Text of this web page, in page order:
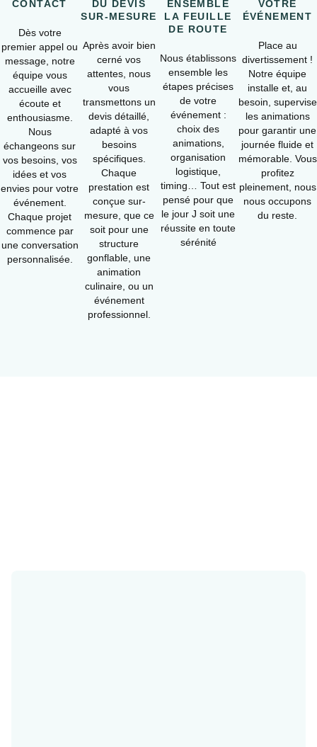
CONTACT
Dès votre
premier appel ou
message, notre
équipe vous
accueille avec
écoute et
enthousiasme.
Nous
échangeons sur
vos besoins, vos
idées et vos
envies pour votre
événement.
Chaque projet
commence par
une conversation
personnalisée.
DU DEVIS
SUR-MESURE
Après avoir bien
cerné vos
attentes, nous
vous
transmettons un
devis détaillé,
adapté à vos
besoins
spécifiques.
Chaque
prestation est
conçue sur-
mesure, que ce
soit pour une
structure
gonflable, une
animation
culinaire, ou un
événement
professionnel.
ENSEMBLE
LA FEUILLE
DE ROUTE
Nous établissons
ensemble les
étapes précises
de votre
événement :
choix des
animations,
organisation
logistique,
timing… Tout est
pensé pour que
le jour J soit une
réussite en toute
sérénité
VOTRE
ÉVÉNEMENT
Place au
divertissement !
Notre équipe
installe et, au
besoin, supervise
les animations
pour garantir une
journée fluide et
mémorable. Vous
profitez
pleinement, nous
nous occupons
du reste.